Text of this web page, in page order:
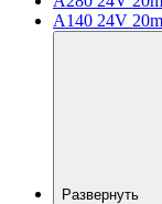
A140 24V
Развернуть